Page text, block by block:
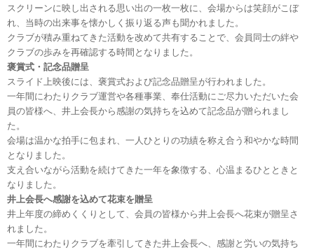
スクリーンに映し出される思い出の一枚一枚に、会場からは笑顔がこぼ
れ、当時の出来事を懐かしく振り返る声も聞かれました。
クラブが積み重ねてきた活動を改めて共有することで、会員同士の絆や
クラブの歩みを再確認する時間となりました。
褒賞式・記念品贈呈
スライド上映後には、褒賞式および記念品贈呈が行われました。
一年間にわたりクラブ運営や各種事業、奉仕活動にご尽力いただいた会
員の皆様へ、井上会長から感謝の気持ちを込めて記念品が贈られまし
た。
会場は温かな拍手に包まれ、一人ひとりの功績を称え合う和やかな時間
となりました。
支え合いながら活動を続けてきた一年を象徴する、心温まるひとときと
なりました。
井上会長へ感謝を込めて花束を贈呈
井上年度の締めくくりとして、会員の皆様から井上会長へ花束が贈呈さ
れました。
一年間にわたりクラブを牽引してきた井上会長へ、感謝と労いの気持ち